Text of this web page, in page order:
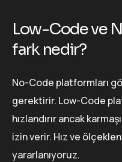
Low-Code ve
fark nedir?
No-Code platformları
gerektirir. Low-Code
hızlandırır ancak
izin verir. Hız ve
yararlanıyoruz.